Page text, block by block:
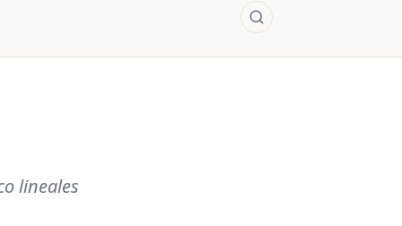
lineales